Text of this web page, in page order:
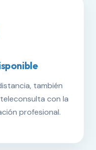
también
con la
profesional.